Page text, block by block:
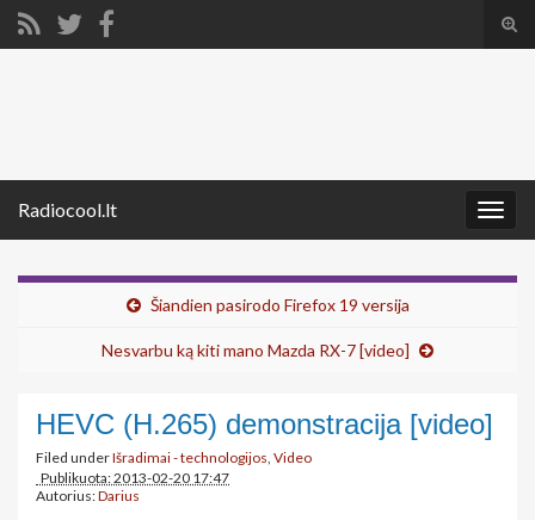
Radiocool.lt
Šiandien pasirodo Firefox 19 versija
Nesvarbu ką kiti mano Mazda RX-7 [video]
HEVC (H.265) demonstracija [video]
Filed underIšradimai - technologijos, Video
Publikuota: 2013-02-20 17:47
Autorius:Darius